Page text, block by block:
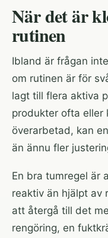
När det är
rutinen
Ibland är frågan
om rutinen är för
lagt till flera aktiva
produkter ofta eller
överarbetad, kan
än ännu fler
En bra tumregel är
reaktiv än hjälpt av
att återgå till det
rengöring, en